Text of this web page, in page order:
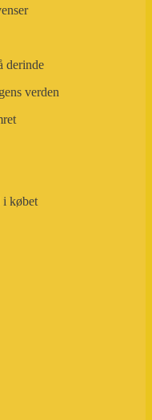
derinde
verden
i købet